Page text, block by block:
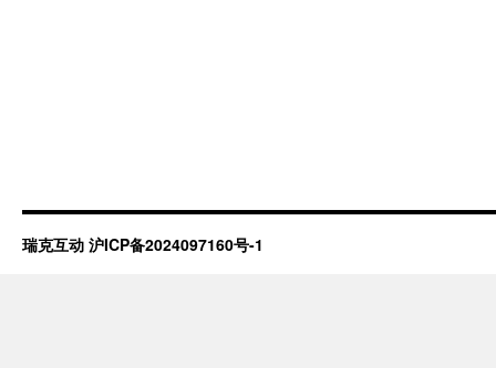
瑞克互动 沪ICP备2024097160号-1